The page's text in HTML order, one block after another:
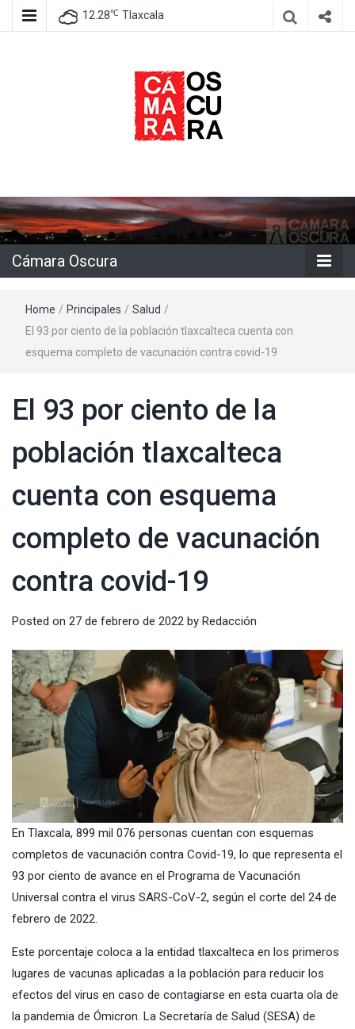
12.28℃ Tlaxcala
Cámara
Oscura
Cámara Oscura
Home / Principales / Salud /
El 93 por ciento de la población tlaxcalteca cuenta con
esquema completo de vacunación contra covid-19
El 93 por ciento de la
población tlaxcalteca
cuenta con esquema
completo de vacunación
contra covid-19
Posted on 27 de febrero de 2022 by Redacción
En Tlaxcala, 899 mil 076 personas cuentan con esquemas
completos de vacunación contra Covid-19, lo que representa el
93 por ciento de avance en el Programa de Vacunación
Universal contra el virus SARS-CoV-2, según el corte del 24 de
febrero de 2022.
Este porcentaje coloca a la entidad tlaxcalteca en los primeros
lugares de vacunas aplicadas a la población para reducir los
efectos del virus en caso de contagiarse en esta cuarta ola de
la pandemia de Ómicron. La Secretaría de Salud (SESA) de